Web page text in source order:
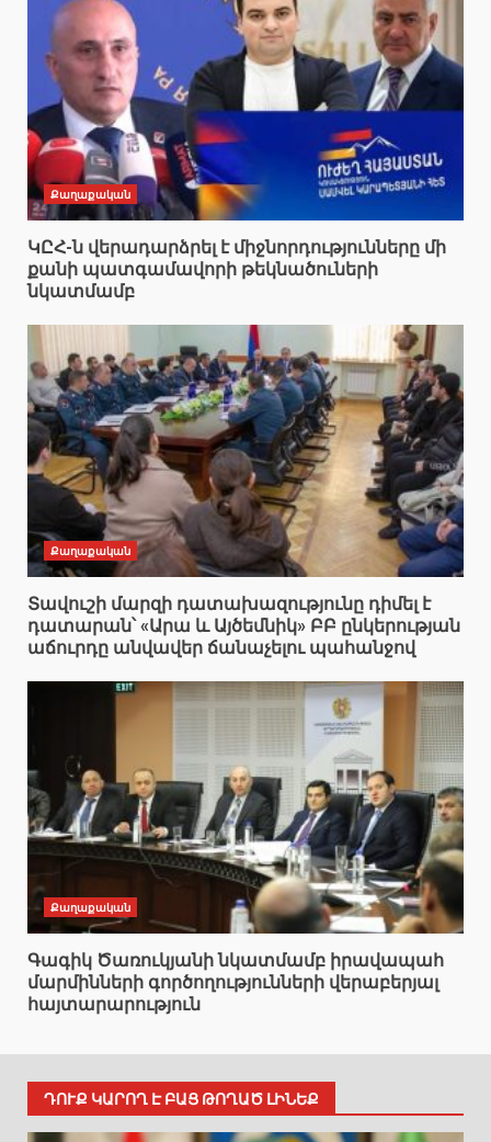
Քաղաքական
ԿԸՀ-ն վերադարձրել է միջնորդությունները մի
քանի պատգամավորի թեկնածուների
նկատմամբ
Քաղաքական
Տավուշի մարզի դատախազությունը դիմել է
դատարան՝ «Արա և Այծեմնիկ» ԲԲ ընկերության
աճուրդը անվավեր ճանաչելու պահանջով
Քաղաքական
Գագիկ Ծառուկյանի նկատմամբ իրավապահ
մարմինների գործողությունների վերաբերյալ
հայտարարություն
ԴՈՒՔ ԿԱՐՈՂ Է ԲԱՑ ԹՈՂԱԾ ԼԻՆԵՔ